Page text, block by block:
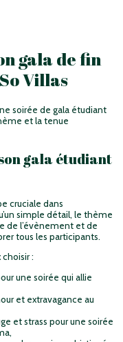
gala de fin
Villas
soirée de gala étudiant
et la tenue
gala étudiant
cruciale dans
simple détail, le thème
de l’évènement et de
tous les participants.
:
une soirée qui allie
et extravagance au
et strass pour une soirée